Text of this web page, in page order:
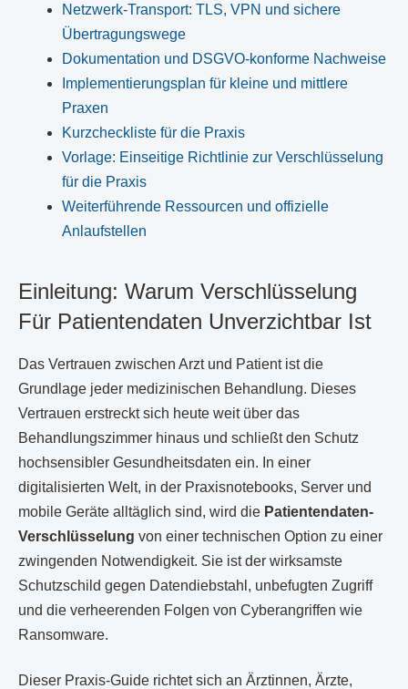
Netzwerk-Transport: TLS, VPN und sichere
Übertragungswege
Dokumentation und DSGVO-konforme Nachweise
Implementierungsplan für kleine und mittlere
Praxen
Kurzcheckliste für die Praxis
Vorlage: Einseitige Richtlinie zur Verschlüsselung
für die Praxis
Weiterführende Ressourcen und offizielle
Anlaufstellen
Einleitung: Warum Verschlüsselung
Für Patientendaten Unverzichtbar Ist
Das Vertrauen zwischen Arzt und Patient ist die
Grundlage jeder medizinischen Behandlung. Dieses
Vertrauen erstreckt sich heute weit über das
Behandlungszimmer hinaus und schließt den Schutz
hochsensibler Gesundheitsdaten ein. In einer
digitalisierten Welt, in der Praxisnotebooks, Server und
mobile Geräte alltäglich sind, wird die Patientendaten-
Verschlüsselung von einer technischen Option zu einer
zwingenden Notwendigkeit. Sie ist der wirksamste
Schutzschild gegen Datendiebstahl, unbefugten Zugriff
und die verheerenden Folgen von Cyberangriffen wie
Ransomware.
Dieser Praxis-Guide richtet sich an Ärztinnen, Ärzte,